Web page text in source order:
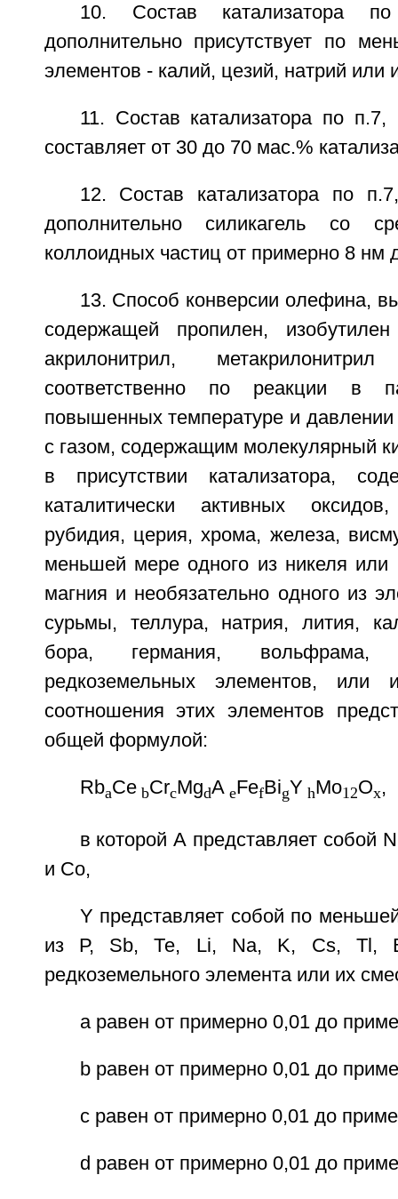
10. Состав катализатора
дополнительно присутствует по
элементов - калий, цезий, натрий или
11. Состав катализатора по п.7,
составляет от 30 до 70 мас.%
12. Состав катализатора по
дополнительно силикагель со
коллоидных частиц от примерно 8 нм
13. Способ конверсии олефина,
содержащей пропилен,
акрилонитрил,
соответственно по реакции в
повышенных температуре и давлении
с газом, содержащим молекулярный
в присутствии катализатора,
каталитически активных
рубидия, церия, хрома, железа,
меньшей мере одного из никеля или
магния и необязательно одного из
сурьмы, теллура, натрия, лития,
бора, германия, вольфрама,
редкоземельных элементов, или
соотношения этих элементов
общей формулой:
RbaCebCrcMgdAeFefBigY hMo12Ox,
в которой А представляет собой
и Со,
Y представляет собой по
из Р, Sb, Те, Li, Na, K, Cs, Tl,
редкоземельного элемента или их
а равен от примерно 0,01 до
b равен от примерно 0,01 до
с равен от примерно 0,01 до
d равен от примерно 0,01 до